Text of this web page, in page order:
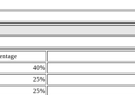
40%
25%
25%